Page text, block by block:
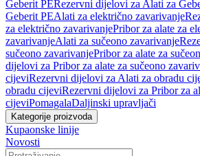
Geberit PERezervni dijelovi za Alati za
Geberit PEAlati za električno zavarivanje
za električno zavarivanjePribor za alate za
zavarivanjeAlati za sučeono zavarivanje
sučeono zavarivanjePribor za alate za
dijelovi za Pribor za alate za sučeono
cijeviRezervni dijelovi za Alati za obradu
obradu cijeviRezervni dijelovi za Pribor za
cijeviPomagalaDaljinski upravljači
Kategorije proizvoda
Kupaonske linije
Novosti